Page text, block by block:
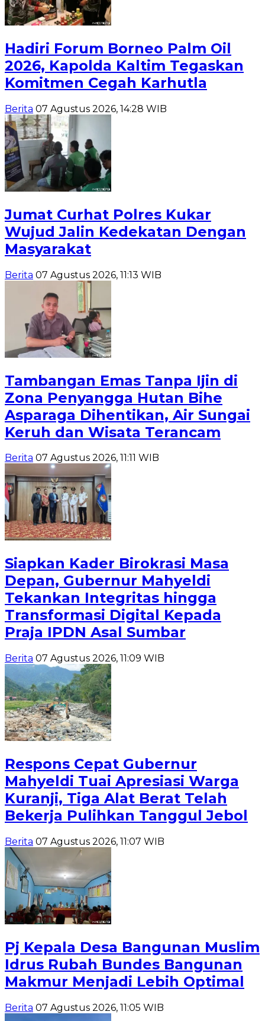
Hadiri Forum Borneo Palm Oil
2026, Kapolda Kaltim Tegaskan
Komitmen Cegah Karhutla
Berita 07 Agustus 2026, 14:28 WIB
Jumat Curhat Polres Kukar
Wujud Jalin Kedekatan Dengan
Masyarakat
Berita 07 Agustus 2026, 11:13 WIB
Tambangan Emas Tanpa Ijin di
Zona Penyangga Hutan Bihe
Asparaga Dihentikan, Air Sungai
Keruh dan Wisata Terancam
Berita 07 Agustus 2026, 11:11 WIB
Siapkan Kader Birokrasi Masa
Depan, Gubernur Mahyeldi
Tekankan Integritas hingga
Transformasi Digital Kepada
Praja IPDN Asal Sumbar
Berita 07 Agustus 2026, 11:09 WIB
Respons Cepat Gubernur
Mahyeldi Tuai Apresiasi Warga
Kuranji, Tiga Alat Berat Telah
Bekerja Pulihkan Tanggul Jebol
Berita 07 Agustus 2026, 11:07 WIB
Pj Kepala Desa Bangunan Muslim
Idrus Rubah Bundes Bangunan
Makmur Menjadi Lebih Optimal
Berita 07 Agustus 2026, 11:05 WIB